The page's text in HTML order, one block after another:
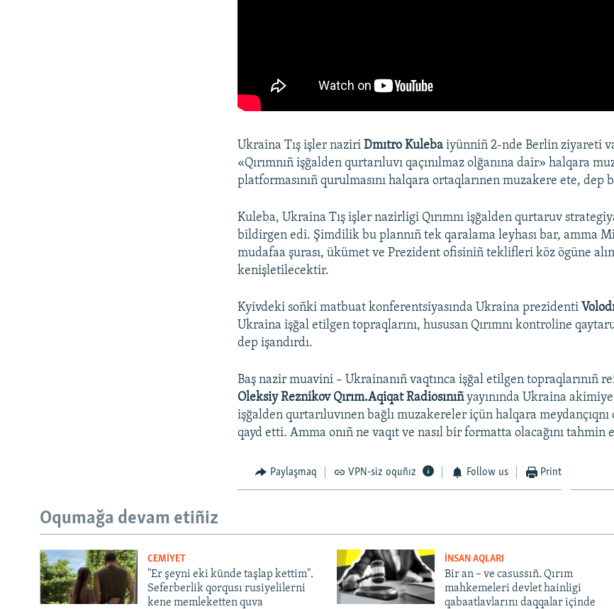
Ukraina Tış işler naziriDmıtro Kulebaiyünniñ 2-nde Berlin ziyareti
«Qırımnıñ işğalden qurtarıluvı qaçınılmaz olğanına dair» halqara
platformasınıñ qurulmasını halqara ortaqlarınen muzakere ete, dep
Kuleba, Ukraina Tış işler nazirligi Qırımnı işğalden qurtaruv
bildirgen edi. Şimdilik bu plannıñ tek qaralama leyhası bar, amma
mudafaa şurası, ükümet ve Prezident ofisiniñ teklifleri köz ögüne
kenişletilecektir.
Kyivdeki soñki matbuat konferentsiyasında Ukraina prezidenti
Ukraina işğal etilgen topraqlarını, hususan Qırımnı kontroline
dep işandırdı.
Baş nazir muavini – Ukrainanıñ vaqtınca işğal etilgen topraqlarınıñ
Oleksiy Reznikov Qırım.Aqiqat Radiosınıñyayınında Ukraina
işğalden qurtarıluvınen bağlı muzakereler içün halqara
qayd etti. Amma onıñ ne vaqıt ve nasıl bir formatta olacağını tahmin
Paylaşmaq VPN-siz oquñız Follow us Print
Oqumağa devam etiñiz
CEMİYET
"Er şeyni eki künde taşlap kettim".
Seferberlik qorqusı rusiyelilerni
kene memleketten quva
İNSAN AQLARI
Bir an – ve casussıñ. Qırım
mahkemeleri devlet hainligi
qabaatlavlarını daqqalar içinde